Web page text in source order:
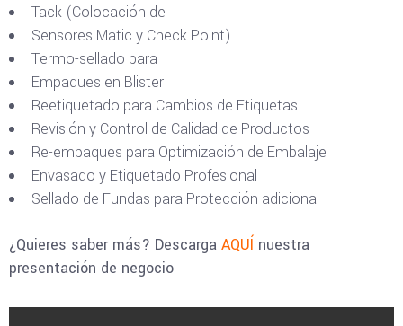
Tack (Colocación de
Sensores Matic y Check Point)
Termo-sellado para
Empaques en Blister
Reetiquetado para Cambios de Etiquetas
Revisión y Control de Calidad de Productos
Re-empaques para Optimización de Embalaje
Envasado y Etiquetado Profesional
Sellado de Fundas para Protección adicional
¿Quieres saber más? Descarga AQUÍ nuestra
presentación de negocio